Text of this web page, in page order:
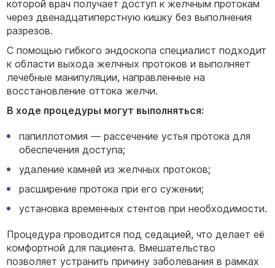
которой врач получает доступ к желчным протокам
через двенадцатиперстную кишку без выполнения
разрезов.
С помощью гибкого эндоскопа специалист подходит
к области выхода желчных протоков и выполняет
лечебные манипуляции, направленные на
восстановление оттока желчи.
В ходе процедуры могут выполняться:
папиллотомия — рассечение устья протока для
обеспечения доступа;
удаление камней из желчных протоков;
расширение протока при его сужении;
установка временных стентов при необходимости.
Процедура проводится под седацией, что делает её
комфортной для пациента. Вмешательство
позволяет устранить причину заболевания в рамках